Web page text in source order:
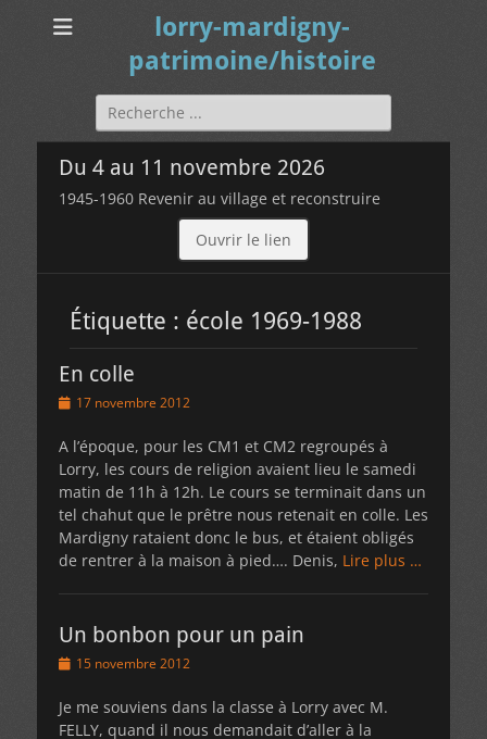
lorry-mardigny-
patrimoine/histoire
Rechercher :
Du 4 au 11 novembre 2026
1945-1960 Revenir au village et reconstruire
Ouvrir le lien
Étiquette : école 1969-1988
En colle
Posted17 novembre 2012
A l’époque, pour les CM1 et CM2 regroupés à
Lorry, les cours de religion avaient lieu le samedi
matin de 11h à 12h. Le cours se terminait dans un
tel chahut que le prêtre nous retenait en colle. Les
Mardigny rataient donc le bus, et étaient obligés
de rentrer à la maison à pied…. Denis, Lire plus …
Un bonbon pour un pain
Posted15 novembre 2012
Je me souviens dans la classe à Lorry avec M.
FELLY, quand il nous demandait d’aller à la